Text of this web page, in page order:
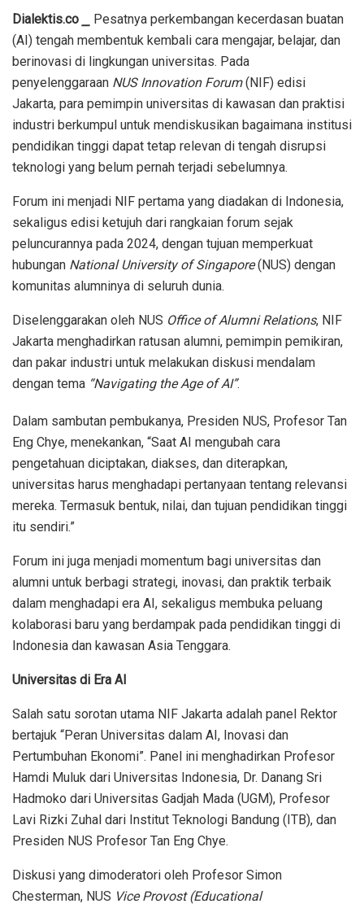
Dialektis.co
Pesatnya perkembangan kecerdasan buatan
(AI) tengah membentuk kembali cara mengajar, belajar, dan
berinovasi di lingkungan universitas. Pada
penyelenggaraan NUS Innovation Forum(NIF) edisi
Jakarta, para pemimpin universitas di kawasan dan praktisi
industri berkumpul untuk mendiskusikan bagaimana institusi
pendidikan tinggi dapat tetap relevan di tengah disrupsi
teknologi yang belum pernah terjadi sebelumnya.
Forum ini menjadi NIF pertama yang diadakan di Indonesia,
sekaligus edisi ketujuh dari rangkaian forum sejak
peluncurannya pada 2024, dengan tujuan memperkuat
hubungan National University of Singapore(NUS) dengan
komunitas alumninya di seluruh dunia.
Diselenggarakan oleh NUS Office of Alumni Relations, NIF
Jakarta menghadirkan ratusan alumni, pemimpin pemikiran,
dan pakar industri untuk melakukan diskusi mendalam
dengan tema “Navigating the Age of AI”.
Dalam sambutan pembukanya, Presiden NUS, Profesor Tan
Eng Chye, menekankan, “Saat AI mengubah cara
pengetahuan diciptakan, diakses, dan diterapkan,
universitas harus menghadapi pertanyaan tentang relevansi
mereka. Termasuk bentuk, nilai, dan tujuan pendidikan tinggi
itu sendiri.”
Forum ini juga menjadi momentum bagi universitas dan
alumni untuk berbagi strategi, inovasi, dan praktik terbaik
dalam menghadapi era AI, sekaligus membuka peluang
kolaborasi baru yang berdampak pada pendidikan tinggi di
Indonesia dan kawasan Asia Tenggara.
Universitas di Era AI
Salah satu sorotan utama NIF Jakarta adalah panel Rektor
bertajuk “Peran Universitas dalam AI, Inovasi dan
Pertumbuhan Ekonomi”. Panel ini menghadirkan Profesor
Hamdi Muluk dari Universitas Indonesia, Dr. Danang Sri
Hadmoko dari Universitas Gadjah Mada (UGM), Profesor
Lavi Rizki Zuhal dari Institut Teknologi Bandung (ITB), dan
Presiden NUS Profesor Tan Eng Chye.
Diskusi yang dimoderatori oleh Profesor Simon
Chesterman, NUS Vice Provost (Educational